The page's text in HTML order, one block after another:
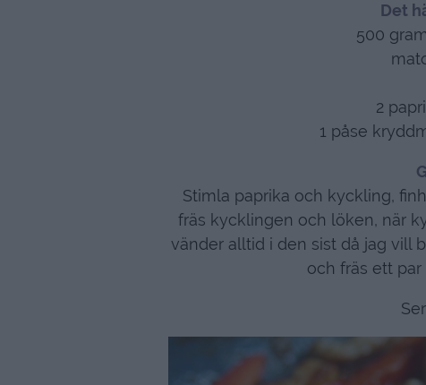
Det
500
2
1 påse
Stimla paprika och kyckling,
fräs kycklingen och löken, när
vänder alltid i den sist då jag vill
och fräs ett